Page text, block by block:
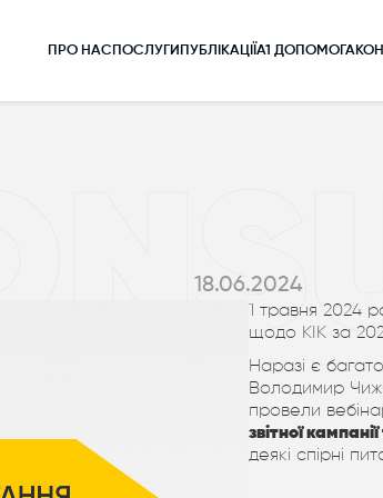
ПРО НАС ПОСЛУГИ ПУБЛІКАЦІЇ A1 ДОПОМОГА
18.06.2024
1 травня 2024
щодо КІК за
Наразі є
Володимир
провели
звітної
деякі спірні